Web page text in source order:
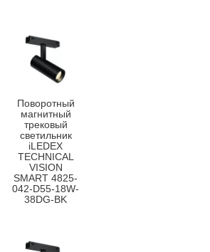
Поворотный
магнитный
трековый
светильник
iLEDEX
TECHNICAL
VISION
SMART 4825-
042-D55-18W-
38DG-BK